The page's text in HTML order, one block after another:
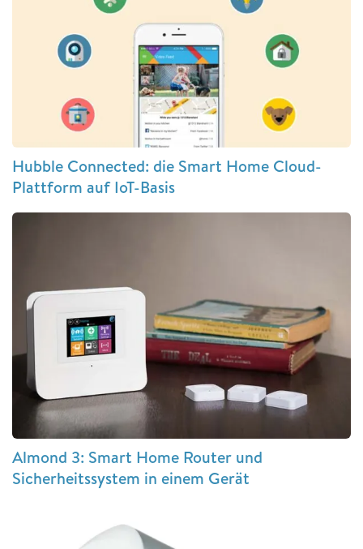
Hubble Connected: die Smart Home Cloud-
Plattform auf IoT-Basis
Almond 3: Smart Home Router und
Sicherheitssystem in einem Gerät